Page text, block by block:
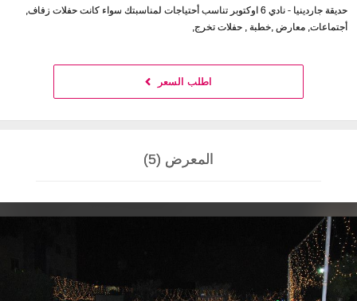
حديقة جاردينيا - نادي 6 اوكتوبر تناسب أحتياجات لمناسبتك سواء كانت حفلات زفاف,
أجتماعات, معارض ,خطبة , حفلات تخرج,
اطلب السعر
المعرض (5)